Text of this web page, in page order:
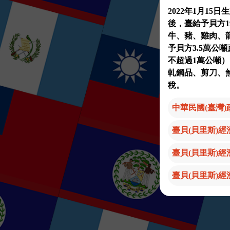
2022年1月15日
後，臺給予貝方
牛、豬、雞肉、
予貝方3.5萬公
不超過1萬公噸
軋鋼品、剪刀、
稅。
中華民國(臺灣)
臺貝(貝里斯)
臺貝(貝里斯)經
臺貝(貝里斯)經